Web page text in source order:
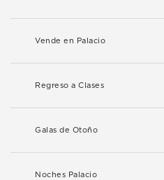
Vende en Palacio
Regreso a Clases
Galas de Otoño
Noches Palacio